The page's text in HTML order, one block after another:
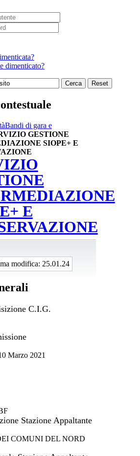
dimenticato?
Cerca Reset
Bandi di gara e
GESTIONE
SIOPE+ E
E
modifica: 25.01.24
C.I.G.
Marzo 2021
Stazione Appaltante
COMUNI DEL NORD